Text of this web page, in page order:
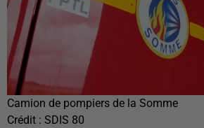
Camion de pompiers de la Somme
Crédit : SDIS 80